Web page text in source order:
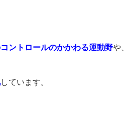
ントロールのかかわる運動野や、
しています。